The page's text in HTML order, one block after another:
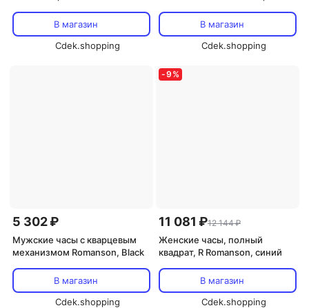
В магазин
Cdek.shopping
В магазин
Cdek.shopping
5 302 ₽
Мужские часы с кварцевым
механизмом Romanson, Black
В магазин
Cdek.shopping
-9 %
11 081 ₽12 144 ₽
Женские часы, полный
квадрат, R Romanson, синий
В магазин
Cdek.shopping